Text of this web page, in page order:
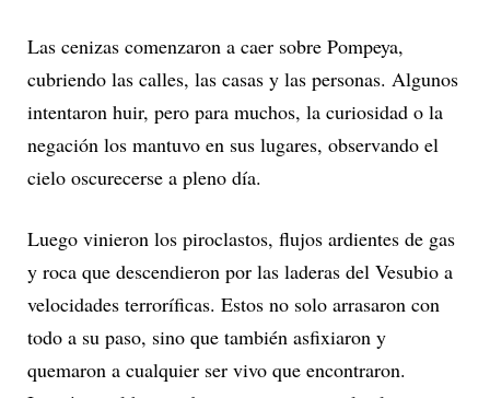
Las cenizas comenzaron a caer sobre Pompeya,
cubriendo las calles, las casas y las personas. Algunos
intentaron huir, pero para muchos, la curiosidad o la
negación los mantuvo en sus lugares, observando el
cielo oscurecerse a pleno día.
Luego vinieron los piroclastos, flujos ardientes de gas
y roca que descendieron por las laderas del Vesubio a
velocidades terroríficas. Estos no solo arrasaron con
todo a su paso, sino que también asfixiaron y
quemaron a cualquier ser vivo que encontraron.